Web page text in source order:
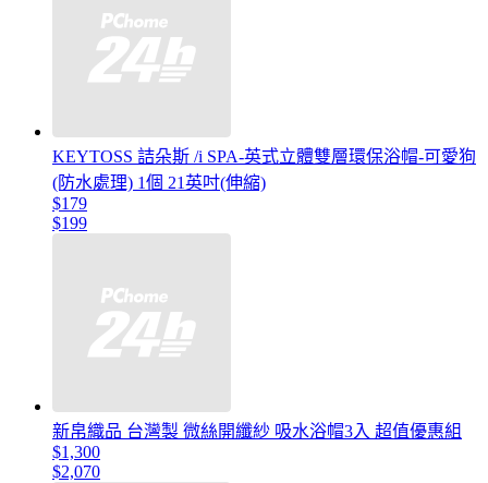
KEYTOSS 詰朵斯 /i SPA-英式立體雙層環保浴帽-可愛狗
(防水處理) 1個 21英吋(伸縮)
$179
$199
新帛織品 台灣製 微絲開纖紗 吸水浴帽3入 超值優惠組
$1,300
$2,070